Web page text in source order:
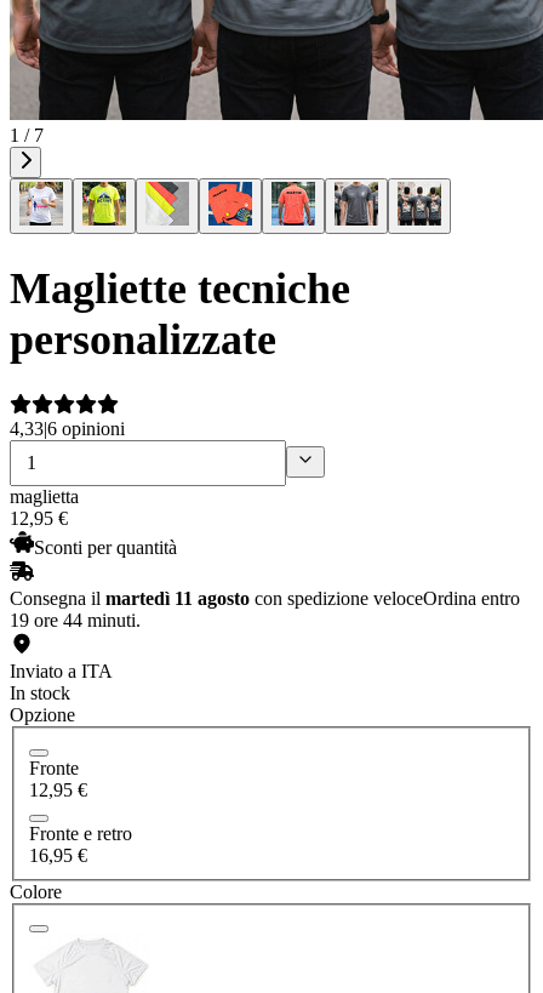
1 / 7
Magliette tecniche
personalizzate
4,33|6 opinioni
maglietta
12,95 €
Sconti per quantità
Consegna il martedì 11 agosto con spedizione veloceOrdina entro
19 ore 44 minuti.
Inviato a ITA
In stock
Opzione
Fronte
12,95 €
Fronte e retro
16,95 €
Colore